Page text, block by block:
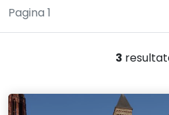
Pagina 1
3